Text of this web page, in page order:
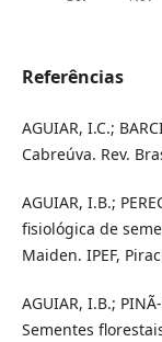
Referências
AGUIAR, I.C.;
Cabreúva. Rev.
AGUIAR, I.B.;
fisiológica de
Maiden. IPEF,
AGUIAR, I.B.;
Sementes